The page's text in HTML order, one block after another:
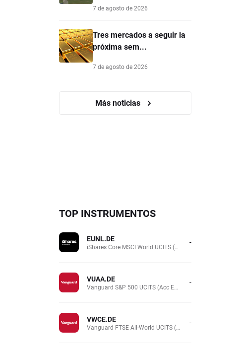
7 de agosto de 2026
Tres mercados a seguir la
próxima sem...
7 de agosto de 2026
Más noticias
TOP INSTRUMENTOS
EUNL.DE
iShares Core MSCI World UCITS (Acc EUR) -
VUAA.DE
Vanguard S&P 500 UCITS (Acc EUR) -
VWCE.DE
Vanguard FTSE All-World UCITS (Acc EUR ) -